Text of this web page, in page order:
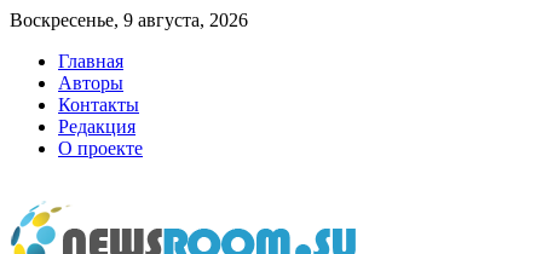
Воскресенье, 9 августа, 2026
Главная
Авторы
Контакты
Редакция
О проекте